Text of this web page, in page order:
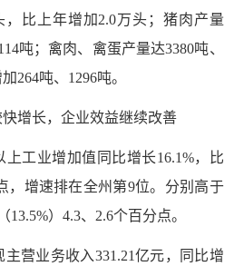
，比上年增加2.0万头；猪肉产量
吨；禽肉、禽蛋产量达3380吨、
264吨、1296吨。
增长，企业效益继续改善
工业增加值同比增长16.1%，比
，增速排在全州第9位。分别高于
13.5%）4.3、2.6个百分点。
业务收入331.21亿元，同比增